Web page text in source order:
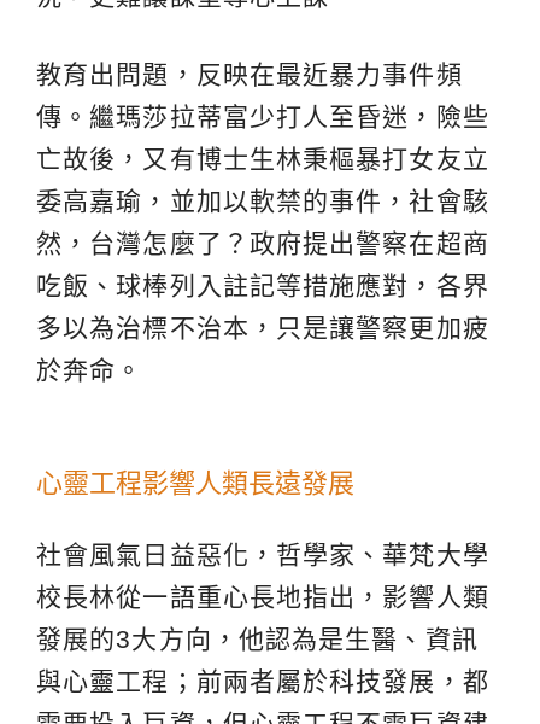
教育出問題，反映在最近暴力事件頻
傳。繼瑪莎拉蒂富少打人至昏迷，險些
亡故後，又有博士生林秉樞暴打女友立
委高嘉瑜，並加以軟禁的事件，社會駭
然，台灣怎麼了？政府提出警察在超商
吃飯、球棒列入註記等措施應對，各界
多以為治標不治本，只是讓警察更加疲
於奔命。
心靈工程影響人類長遠發展
社會風氣日益惡化，哲學家、華梵大學
校長林從一語重心長地指出，影響人類
發展的3大方向，他認為是生醫、資訊
與心靈工程；前兩者屬於科技發展，都